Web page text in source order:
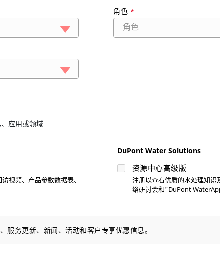
角色 *
角色
应用或领域
视频、产品参数数据表、
DuPont Water Solutions
资源中心高级版
注册以查看优质的水处理知识
络研讨会和"DuPont
服务更新、新闻、活动和客户专享优惠信息。